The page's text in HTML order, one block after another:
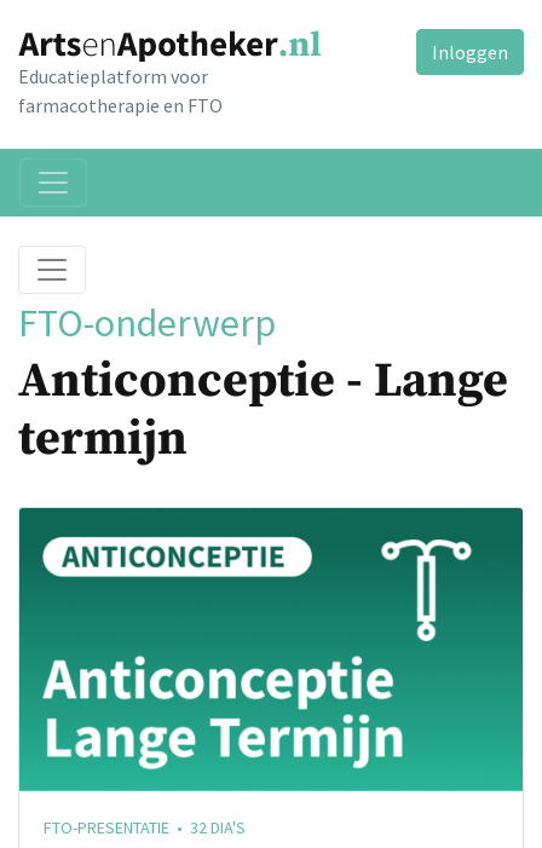
Educatieplatform voor
farmacotherapie en FTO
Inloggen
FTO-onderwerp
Anticonceptie - Lange
termijn
FTO-PRESENTATIE • 32 DIA'S